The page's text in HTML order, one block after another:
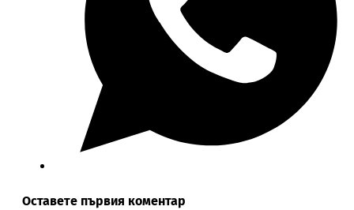
Оставете първия коментар